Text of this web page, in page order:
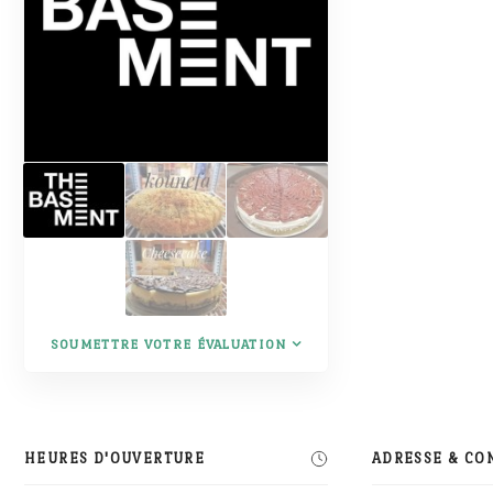
SOUMETTRE VOTRE ÉVALUATION
HEURES D'OUVERTURE ADRESSE &